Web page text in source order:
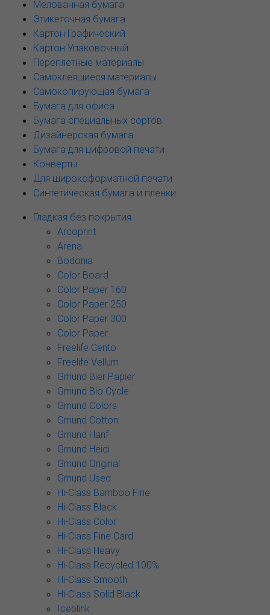
Мелованная бумага
Этикеточная бумага
Картон Графический
Картон Упаковочный
Переплетные материалы
Самоклеящиеся материалы
Самокопирующая бумага
Бумага для офиса
Бумага специальных сортов
Дизайнерская бумага
Бумага для цифровой печати
Конверты
Для широкоформатной печати
Синтетическая бумага и пленки
Гладкая без покрытия
Arcoprint
Arena
Bodonia
Color Board
Color Paper 160
Color Paper 250
Color Paper 300
Color Paper.
Freelife Cento
Freelife Vellum
Gmund Bier Papier
Gmund Bio Cycle
Gmund Colors
Gmund Cotton
Gmund Hanf
Gmund Heidi
Gmund Original
Gmund Used
Hi-Class Bamboo Fine
Hi-Class Black
Hi-Class Color
Hi-Class Fine Card
Hi-Class Heavy
Hi-Class Recycled 100%
Hi-Class Smooth
Hi-Class Solid Black
Iceblink